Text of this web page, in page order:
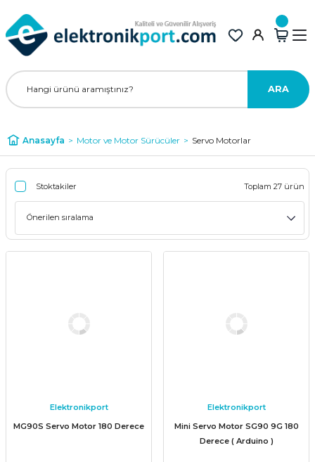
ARA
Anasayfa Motor ve Motor Sürücüler Servo Motorlar
Stoktakiler Toplam 27 ürün
Elektronikport
MG90S Servo Motor 180 Derece
Elektronikport
Mini Servo Motor SG90 9G 180
Derece ( Arduino )